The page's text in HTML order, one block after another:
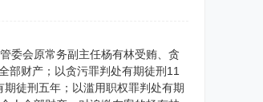
委会原常务副主任杨有林受贿、贪
部财产；以贪污罪判处有期徒刑11
徒刑五年；以滥用职权罪判处有期